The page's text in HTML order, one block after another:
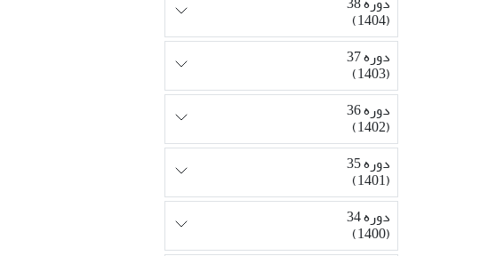
(1404)
دوره 37
(1403)
دوره 36
(1402)
دوره 35
(1401)
دوره 34
(1400)